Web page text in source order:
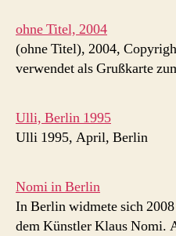
ohne Titel, 2004
(ohne Titel), 2004,
verwendet als Grußkarte
Ulli, Berlin 1995
Ulli 1995, April, Berlin
Nomi in Berlin
In Berlin widmete sich
dem Künstler Klaus Nomi.